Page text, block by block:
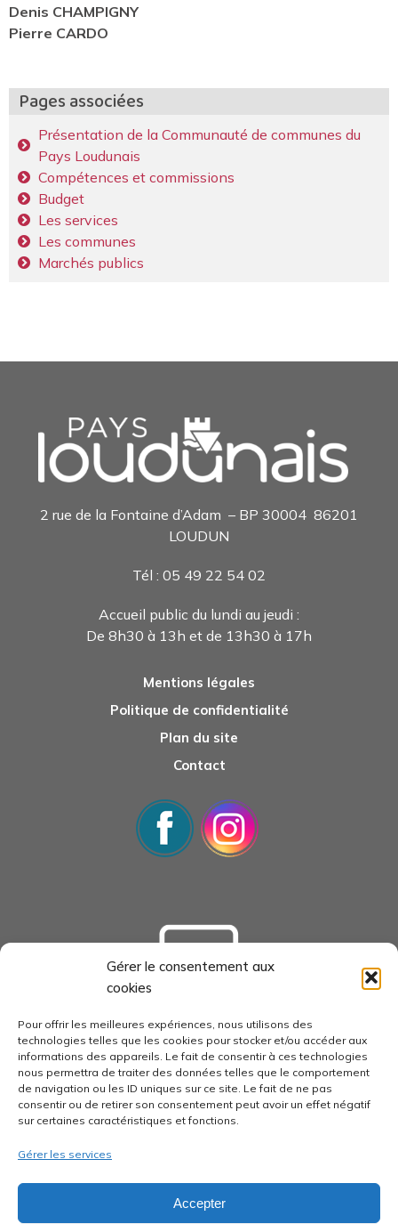
Gérer le consentement aux
cookies
Pour offrir les meilleures expériences, nous utilisons des
technologies telles que les cookies pour stocker et/ou accéder aux
informations des appareils. Le fait de consentir à ces technologies
nous permettra de traiter des données telles que le comportement
de navigation ou les ID uniques sur ce site. Le fait de ne pas
consentir ou de retirer son consentement peut avoir un effet négatif
sur certaines caractéristiques et fonctions.
Gérer les services
Accepter
Denis CHAMPIGNY
Pierre CARDO
Pages associées
Présentation de la Communauté de communes du
Pays Loudunais
Compétences et commissions
Budget
Les services
Les communes
Marchés publics
2 rue de la Fontaine d’Adam – BP 30004 86201
LOUDUN
Tél : 05 49 22 54 02
Accueil public du lundi au jeudi :
De 8h30 à 13h et de 13h30 à 17h
Mentions légales
Politique de confidentialité
Plan du site
Contact
economie-pays-loudunais.fr